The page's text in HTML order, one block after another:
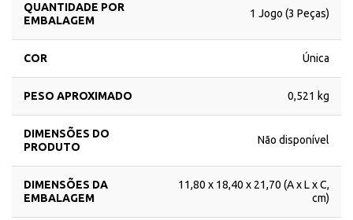
QUANTIDADE POR
EMBALAGEM
1 Jogo (3 Peças)
COR Única
PESO APROXIMADO 0,521 kg
DIMENSÕES DO
PRODUTO
Não disponível
DIMENSÕES DA
EMBALAGEM
11,80 x 18,40 x 21,70 (A x L x C,
cm)